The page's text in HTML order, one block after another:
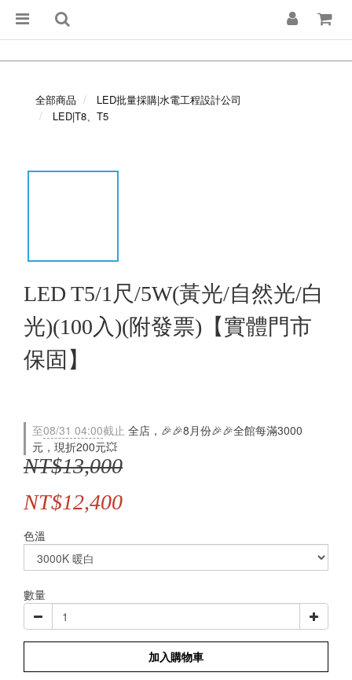
全部商品
LED批量採購|水電工程設計公司
LED|T8、T5
LED T5/1尺/5W(黃光/自然光/白
光)(100入)(附發票)【實體門市
保固】
至08/31 04:00截止 全店，🎉🎉8月份🎉🎉全館每滿3000
元，現折200元💥
NT$13,000
NT$12,400
色溫
數量
加入購物車